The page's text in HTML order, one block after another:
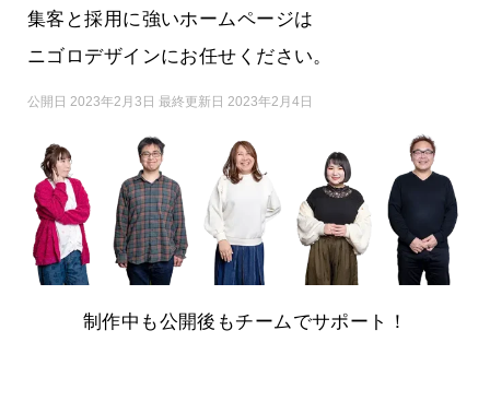
集客と採用に強いホームページは
ニゴロデザインにお任せください。
公開日 2023年2月3日 最終更新日 2023年2月4日
制作中も公開後もチームでサポート！